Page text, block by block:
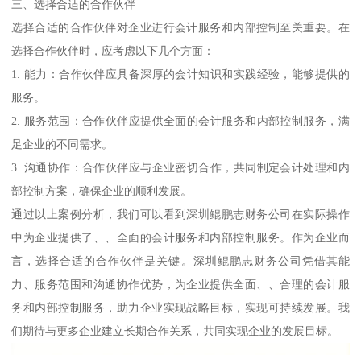
三、选择合适的合作伙伴
选择合适的合作伙伴对企业进行会计服务和内部控制至关重要。在
选择合作伙伴时，应考虑以下几个方面：
1. 能力：合作伙伴应具备深厚的会计知识和实践经验，能够提供的
服务。
2. 服务范围：合作伙伴应提供全面的会计服务和内部控制服务，满
足企业的不同需求。
3. 沟通协作：合作伙伴应与企业密切合作，共同制定会计处理和内
部控制方案，确保企业的顺利发展。
通过以上案例分析，我们可以看到深圳鲲鹏志财务公司在实际操作
中为企业提供了、、全面的会计服务和内部控制服务。作为企业而
言，选择合适的合作伙伴是关键。深圳鲲鹏志财务公司凭借其能
力、服务范围和沟通协作优势，为企业提供全面、、合理的会计服
务和内部控制服务，助力企业实现战略目标，实现可持续发展。我
们期待与更多企业建立长期合作关系，共同实现企业的发展目标。